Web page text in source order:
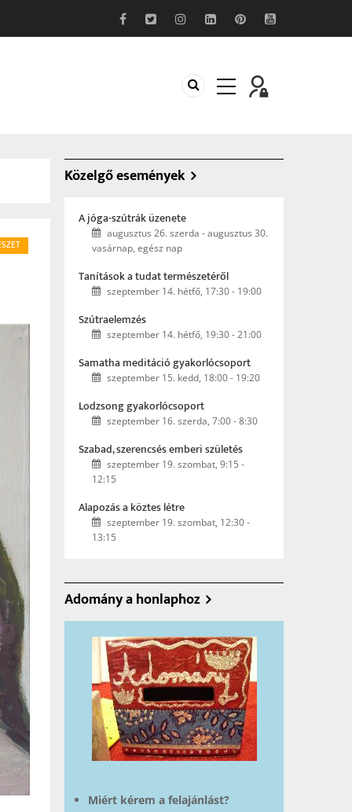
Közelgő események
A jóga-szútrák üzenete
augusztus 26. szerda -augusztus 30.
vasárnap, egész nap
Tanítások a tudat természetéről
szeptember 14. hétfő, 17:30- 19:00
Szútraelemzés
szeptember 14. hétfő, 19:30-21:00
Samatha meditáció gyakorlócsoport
szeptember 15. kedd, 18:00- 19:20
Lodzsong gyakorlócsoport
szeptember 16. szerda, 7:00-8:30
Szabad, szerencsés emberi születés
szeptember 19. szombat, 9:15 -
12:15
Alapozás a köztes létre
szeptember 19. szombat, 12:30-
13:15
Adomány a honlaphoz
Miért kérem a felajánlást?